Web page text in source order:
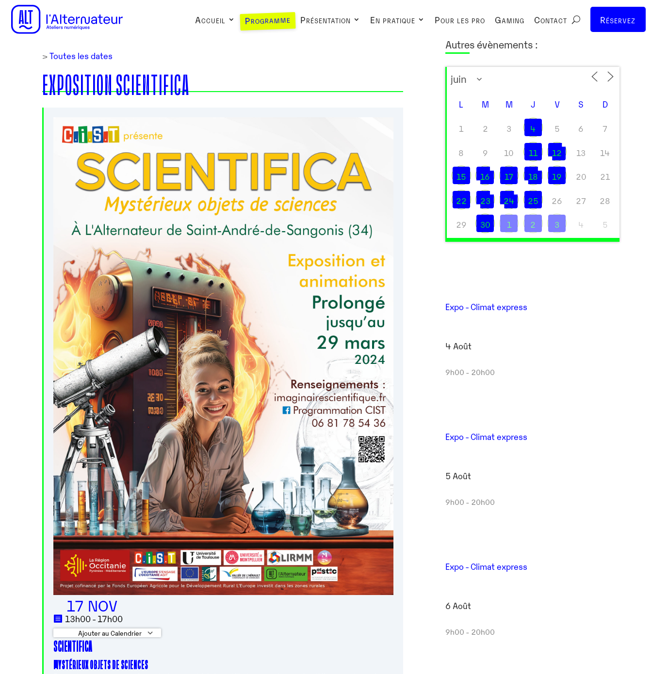
Accueil Programme Présentation En pratique Pour les pro Gaming Contact Réservez
> Toutes les dates
EXPOSITION SCIENTIFICA
17 NOV
13h00 - 17h00
Ajouter au Calendrier
Télécharger ICS
SCIENTIFICA
MYSTÉRIEUX OBJETS DE SCIENCES
Autres évènements :
L M M J V S D
1 2 3 4 5 6 7
8 9 10 11 12 13 14
15 16 17 18 19 20 21
22 23 24 25 26 27 28
29 30 1 2 3 4 5
Expo - Climat express
4 Août
9h00 - 20h00
Expo - Climat express
5 Août
9h00 - 20h00
Expo - Climat express
6 Août
9h00 - 20h00